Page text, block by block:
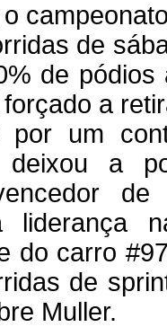
de
de
a
por um
deixou a
liderança
do carro
de
Muller.